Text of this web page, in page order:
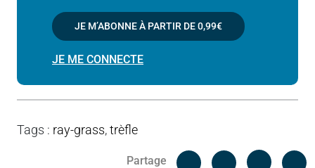
JE M’ABONNE À PARTIR DE0,99€
JE ME CONNECTE
Tags : ray-grass,trèfle
Partage
Facebook